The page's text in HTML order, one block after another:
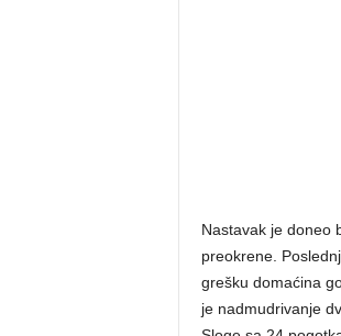
Nastavak je doneo
preokrene.
grešku domaćina
je nadmudrivanje